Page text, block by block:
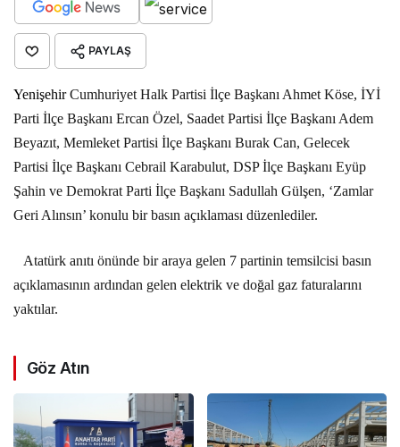
PAYLAŞ
YenişehirCumhuriyet Halk Partisi İlçe Başkanı Ahmet Köse, İYİ
Parti İlçe Başkanı Ercan Özel, Saadet Partisi İlçe Başkanı Adem
Beyazıt, Memleket Partisi İlçe Başkanı Burak Can, Gelecek
Partisi İlçe Başkanı Cebrail Karabulut, DSP İlçe Başkanı Eyüp
Şahin ve Demokrat Parti İlçe Başkanı Sadullah Gülşen, ‘Zamlar
Geri Alınsın’ konulu bir basın açıklaması düzenlediler.
Atatürk anıtı önünde bir araya gelen 7 partinin temsilcisi basın
açıklamasının ardından gelen elektrik ve doğal gaz faturalarını
yaktılar.
Göz Atın